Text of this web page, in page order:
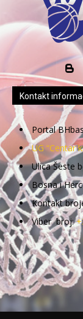
Kontakt
Portal
UG “Centar
Ulica Šeste
Bosna i
Kontakt
Viber broj: